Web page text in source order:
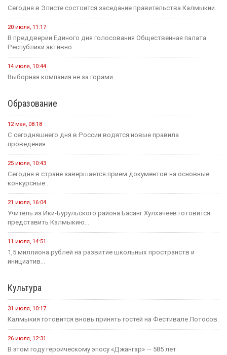
Зрителям Телеканала «Россия 1» рассказали о том, что в
Калмыкии увековечили память о подвиге Героя России
Нарана Очир-Горяева
Новости на канале Россия 24
6 августа, 21:00
Вести Калмыкия. Выпуск на канале "Россия 24" от
06.08.2026.
Социальная сфера
Россия становится одной из самых спокойных стран мира в...
1 августа, 11:42
В рамках акции «35 добрых дел», приуроченной к 35-летию...
1 августа, 10:51
Елена Пашкеева из Яшалтинского района нашла работу на